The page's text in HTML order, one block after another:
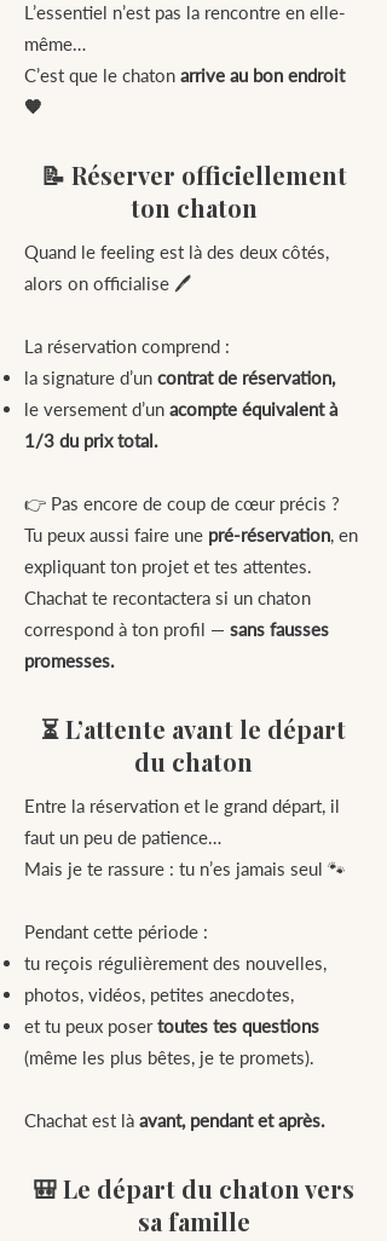
L’essentiel n’est pas la rencontre en elle-
même…
C’est que le chaton arrive au bon endroit
🧡
📝 Réserver officiellement
ton chaton
Quand le feeling est là des deux côtés,
alors on officialise 🖊️
La réservation comprend :
la signature d’un contrat de réservation,
le versement d’un acompte équivalent à
1/3 du prix total.
👉 Pas encore de coup de cœur précis ?
Tu peux aussi faire une pré-réservation, en
expliquant ton projet et tes attentes.
Chachat te recontactera si un chaton
correspond à ton profil — sans fausses
promesses.
⏳ L’attente avant le départ
du chaton
Entre la réservation et le grand départ, il
faut un peu de patience…
Mais je te rassure : tu n’es jamais seul 🐾
Pendant cette période :
tu reçois régulièrement des nouvelles,
photos, vidéos, petites anecdotes,
et tu peux posertoutes tes questions
(même les plus bêtes, je te promets).
Chachat est là avant, pendant et après.
🎒 Le départ du chaton vers
sa famille